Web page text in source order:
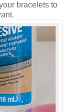
bracelets to